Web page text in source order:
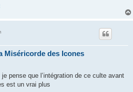
Miséricorde des Icones
pense que l’intégration de ce culte avant
est un vrai plus